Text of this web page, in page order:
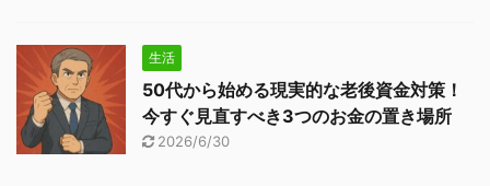
生活
50代から始める現実的な老後資金対策！
今すぐ見直すべき3つのお金の置き場所
2026/6/30